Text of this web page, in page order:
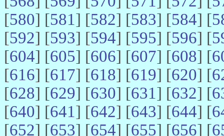
[580] [581] [582] [583] [584] [
[592] [593] [594] [595] [596] [
[604] [605] [606] [607] [608] [
[616] [617] [618] [619] [620] [
[628] [629] [630] [631] [632] [
[640] [641] [642] [643] [644] [
[652] [653] [654] [655] [656] [